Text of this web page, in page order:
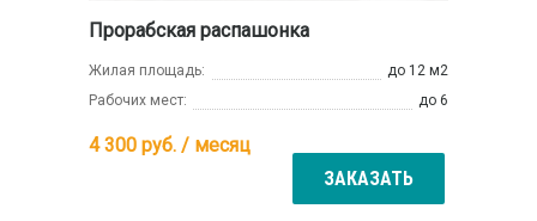
Прорабская распашонка
Жилая площадь:
до 12 м2
Рабочих мест:
до 6
4 300 руб. / месяц
ЗАКАЗАТЬ